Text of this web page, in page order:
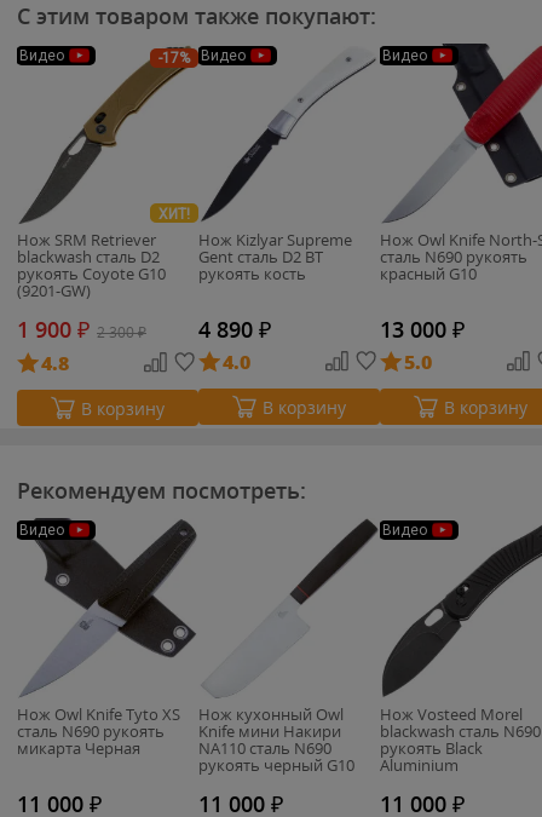
С этим товаром также покупают:
-17%
Видео
ХИТ!
Нож SRM Retriever
blackwash сталь D2
рукоять Coyote G10
(9201-GW)
1 900 ₽ 2 300₽
4.8
В корзину
Видео
Нож Kizlyar Supreme
Gent сталь D2 BT
рукоять кость
4 890 ₽
4.0
В корзину
Видео
Нож Owl Knife North-
сталь N690 рукоять
красный G10
13 000 ₽
5.0
В корзину
Рекомендуем посмотреть:
Видео
Нож Owl Knife Tyto XS
сталь N690 рукоять
микарта Черная
11 000 ₽
Нож кухонный Owl
Knife мини Накири
NA110 сталь N690
рукоять черный G10
11 000 ₽
Видео
Нож Vosteed Morel
blackwash сталь N690
рукоять Black
Aluminium
11 000 ₽